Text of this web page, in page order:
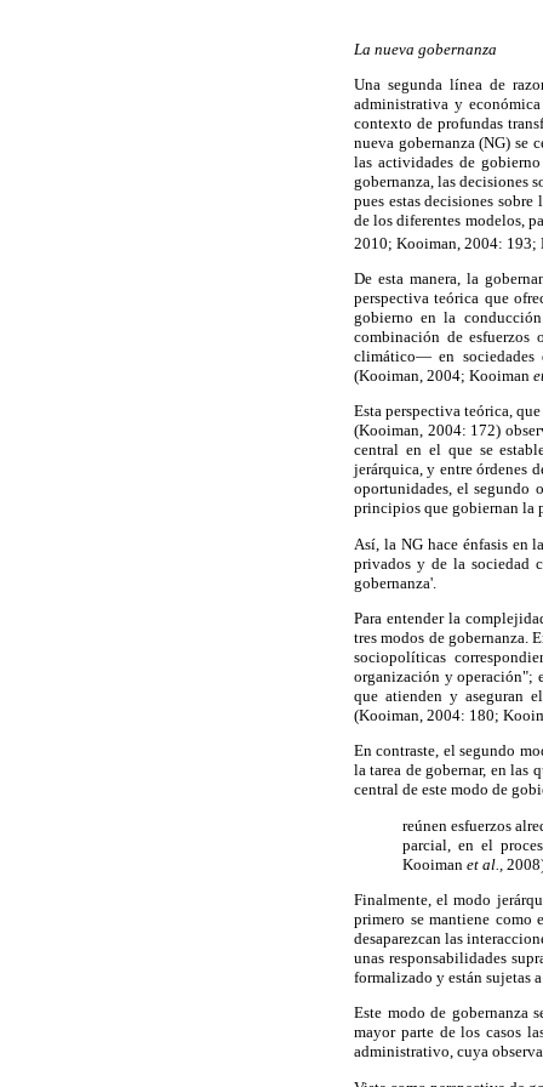
La nueva gobernanza
Una segunda línea de
administrativa y
contexto de profundas
nueva gobernanza (NG) se
las actividades de
gobernanza, las decisiones
pues estas decisiones
de los diferentes modelos,
2010; Kooiman, 2004:
De esta manera, la
perspectiva teórica que
gobierno en la
combinación de esfuerzos
climático— en sociedades
(Kooiman, 2004; Kooiman
Esta perspectiva teórica,
(Kooiman, 2004: 172)
central en el que se
jerárquica, y entre órdenes
oportunidades, el segundo
principios que gobiernan la
Así, la NG hace énfasis en
privados y de la sociedad
gobernanza'.
Para entender la
tres modos de gobernanza.
sociopolíticas
organización y operación";
que atienden y aseguran
(Kooiman, 2004: 180;
En contraste, el segundo
la tarea de gobernar, en las
central de este modo de
reúnen esfuerzos
parcial, en el
Kooiman et al.,
Finalmente, el modo
primero se mantiene como
desaparezcan las
unas responsabilidades
formalizado y están sujetas
Este modo de gobernanza
mayor parte de los casos
administrativo, cuya